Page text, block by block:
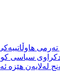
سیاسی
هێزە